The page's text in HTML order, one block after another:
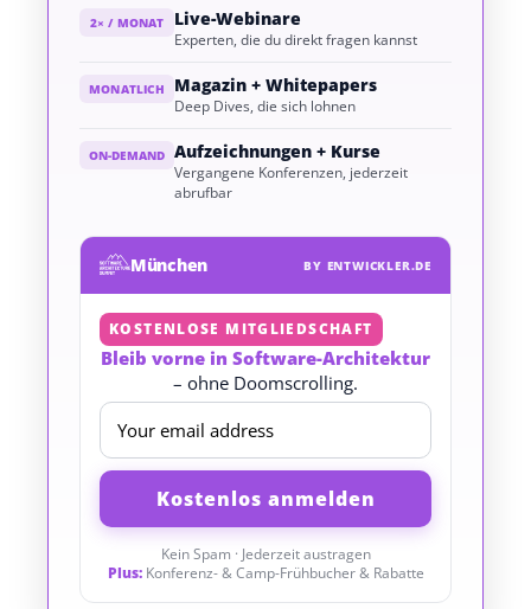
2× / MONAT Live-Webinare
Experten, die du direkt fragen kannst
MONATLICH Magazin + Whitepapers
Deep Dives, die sich lohnen
ON-DEMAND Aufzeichnungen + Kurse
Vergangene Konferenzen, jederzeit
abrufbar
München BY ENTWICKLER.DE
KOSTENLOSE MITGLIEDSCHAFT
Bleib vorne in Software-Architektur
– ohne Doomscrolling.
Kein Spam · Jederzeit austragen
Plus:Konferenz- & Camp-Frühbucher & Rabatte